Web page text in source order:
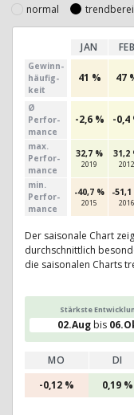
normal
JAN FEB
Gewinn­
häufig­
keit
41 % 47
Ø
Perfor­
mance
-2,6 % -0,4
max.
Per­for­
mance
32,7 %
2019
31,2
2012
min.
Per­for­
mance
-40,7 %
2015
-51,1
2016
Der saisonale Chart
durchschnittlich
die saisonalen Charts
Stärkste
02.Augbis
MO DI
-0,12 %
0,19 %